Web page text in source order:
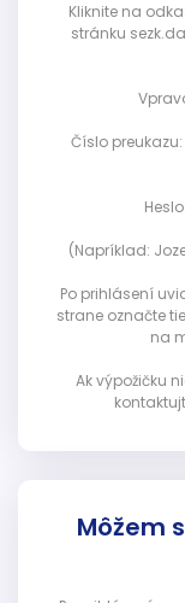
Kliknite na
stránku
Číslo
(Napríklad:
Po prihlásení
strane označte
na
Ak výpožičku
Môžem